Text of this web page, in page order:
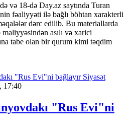
və 18-də Day.az saytında Turan
fəaliyyəti ilə bağlı böhtan xarakterli
dərc edilib. Bu materiallarda
asılı və xarici
tabe olan bir qurum kimi təqdim
Siyasət
17:40
"Rus Evi"ni